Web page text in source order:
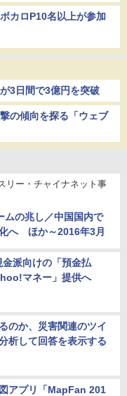
カロP10名以上が参加
3日間で3億円を突破
の傾向を探る「ウェブ
リー・チャイナネット事
の兆し／中国国内で
へ ほか～2016年3月
派向けの「預金払
マネー」提供へ
のか、災害関連のツイ
析して回答を表示する
アプリ「MapFan 201